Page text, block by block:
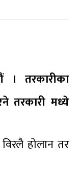
। तरकारीका
तरकारी मध्ये
होलान तर